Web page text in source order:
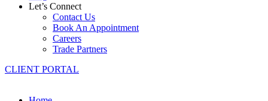
Let’s Connect
Contact Us
Book An Appointment
Careers
Trade Partners
CLIENT PORTAL